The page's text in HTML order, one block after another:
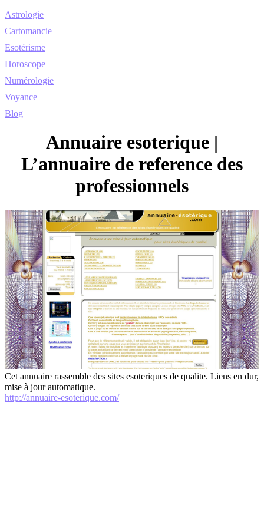
Astrologie
Cartomancie
Esotérisme
Horoscope
Numérologie
Voyance
Blog
Annuaire esoterique |
L’annuaire de reference des
profes­sion­nels
Cet annuaire rassemble des sites esoteriques de qualite. Liens en dur,
mise à jour automatique.
http://annuaire-esoterique.com/